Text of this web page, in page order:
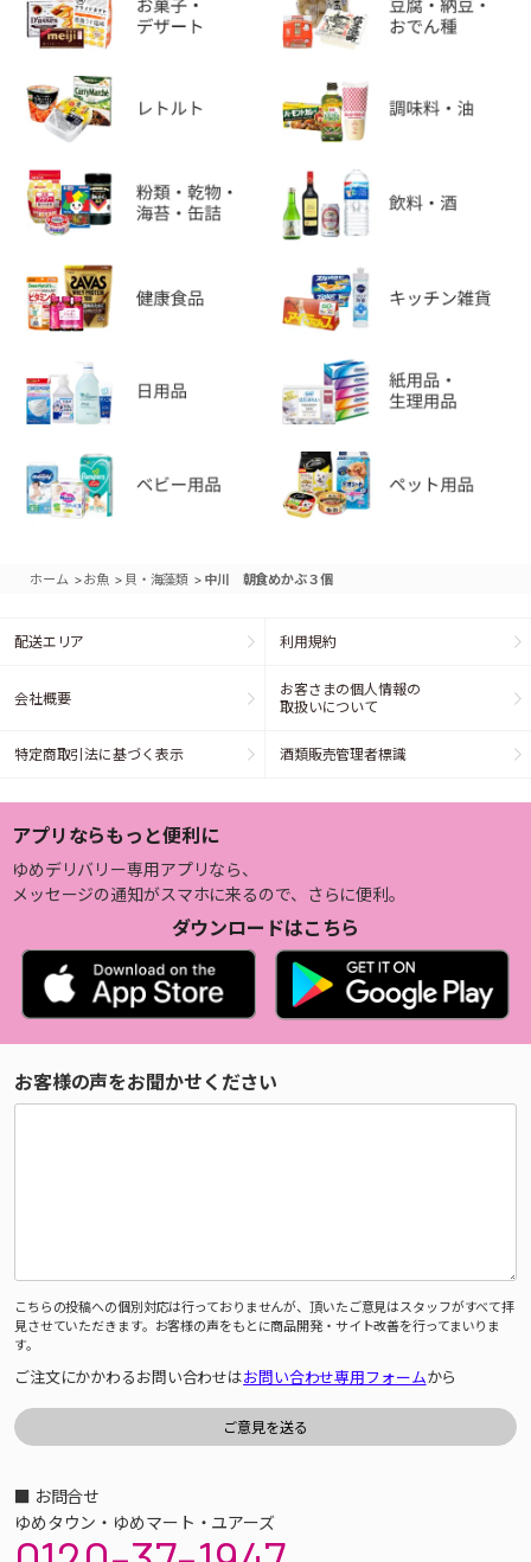
ホーム >お魚 > 貝・海藻類 > 中川 朝食めかぶ３個
配送エリア 利用規約
会社概要
お客さまの個人情報の
取扱いについて
特定商取引法に基づく表示 酒類販売管理者標識
アプリならもっと便利に
ゆめデリバリー専用アプリなら、
メッセージの通知がスマホに来るので、さらに便利。
ダウンロードはこちら
お客様の声をお聞かせください
こちらの投稿への個別対応は行っておりませんが、頂いたご意見はスタッフがすべて拝
見させていただきます。お客様の声をもとに商品開発・サイト改善を行ってまいりま
す。
ご注文にかかわるお問い合わせはお問い合わせ専用フォームから
■ お問合せ
ゆめタウン・ゆめマート・ユアーズ